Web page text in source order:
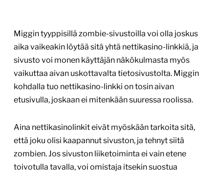
Miggin tyyppisillä zombie-sivustoilla voi olla joskus
aika vaikeakin löytää sitä yhtä nettikasino-linkkiä, ja
sivusto voi monen käyttäjän näkökulmasta myös
vaikuttaa aivan uskottavalta tietosivustolta. Miggin
kohdalla tuo nettikasino-linkki on tosin aivan
etusivulla, joskaan ei mitenkään suuressa roolissa.
Aina nettikasinolinkit eivät myöskään tarkoita sitä,
että joku olisi kaapannut sivuston, ja tehnyt siitä
zombien. Jos sivuston liiketoiminta ei vain etene
toivotulla tavalla, voi omistaja itsekin suostua